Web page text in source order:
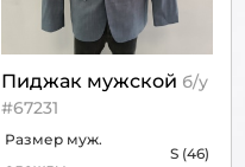
Пиджак мужской б/у
#67231
Размер муж.
S (46)